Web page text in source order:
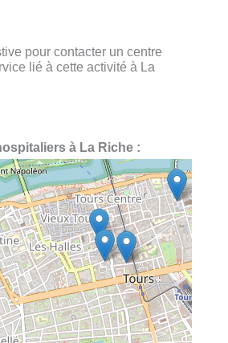
pour contacter un centre
lié à cette activité à La
à La Riche :